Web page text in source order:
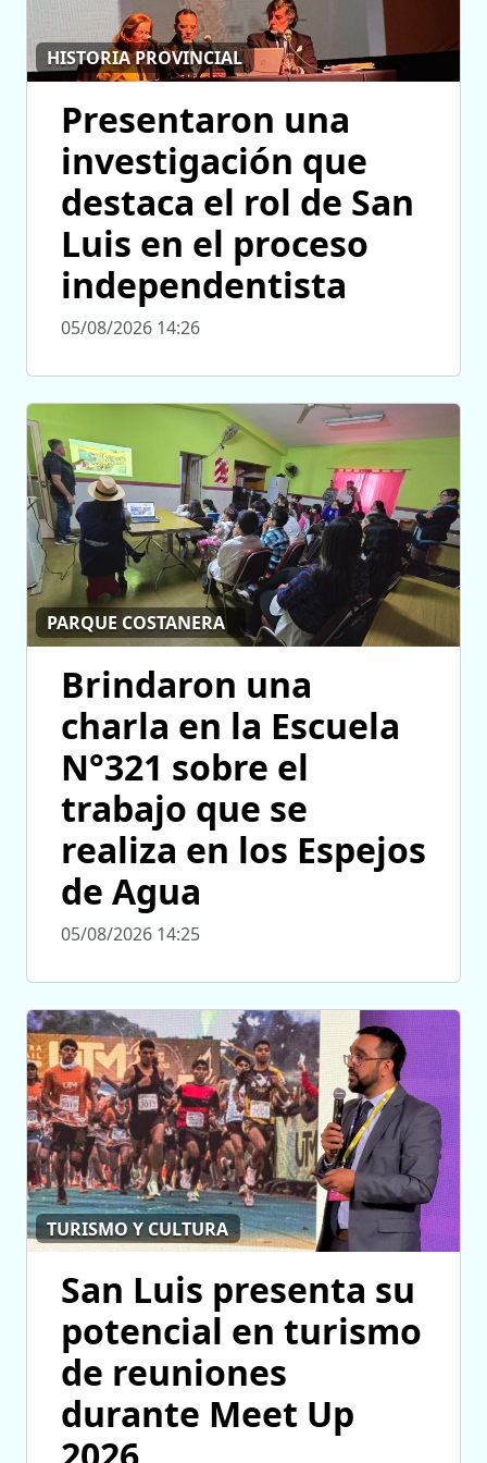
HISTORIA PROVINCIAL
Presentaron una
investigación que
destaca el rol de San
Luis en el proceso
independentista
05/08/2026 14:26
PARQUE COSTANERA
Brindaron una
charla en la Escuela
N°321 sobre el
trabajo que se
realiza en los Espejos
de Agua
05/08/2026 14:25
TURISMO Y CULTURA
San Luis presenta su
potencial en turismo
de reuniones
durante Meet Up